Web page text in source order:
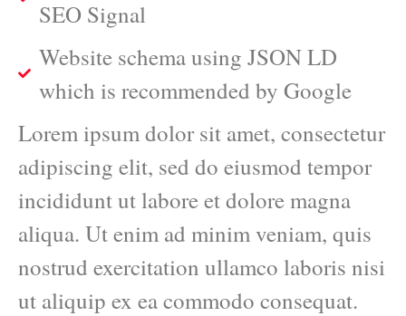
SEO Signal
Website schema using JSON LD
which is recommended by Google
Lorem ipsum dolor sit amet, consectetur
adipiscing elit, sed do eiusmod tempor
incididunt ut labore et dolore magna
aliqua. Ut enim ad minim veniam, quis
nostrud exercitation ullamco laboris nisi
ut aliquip ex ea commodo consequat.